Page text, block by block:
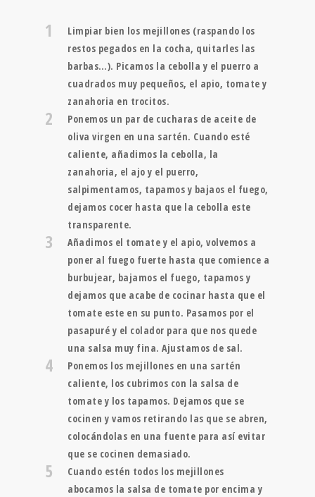
1
Limpiar bien los mejillones (raspando los
restos pegados en la cocha, quitarles las
barbas…). Picamos la cebolla y el puerro a
cuadrados muy pequeños, el apio, tomate y
zanahoria en trocitos.
2
Ponemos un par de cucharas de aceite de
oliva virgen en una sartén. Cuando esté
caliente, añadimos la cebolla, la
zanahoria, el ajo y el puerro,
salpimentamos, tapamos y bajaos el fuego,
dejamos cocer hasta que la cebolla este
transparente.
3
Añadimos el tomate y el apio, volvemos a
poner al fuego fuerte hasta que comience a
burbujear, bajamos el fuego, tapamos y
dejamos que acabe de cocinar hasta que el
tomate este en su punto. Pasamos por el
pasapuré y el colador para que nos quede
una salsa muy fina. Ajustamos de sal.
4
Ponemos los mejillones en una sartén
caliente, los cubrimos con la salsa de
tomate y los tapamos. Dejamos que se
cocinen y vamos retirando las que se abren,
colocándolas en una fuente para así evitar
que se cocinen demasiado.
5
Cuando estén todos los mejillones
abocamos la salsa de tomate por encima y